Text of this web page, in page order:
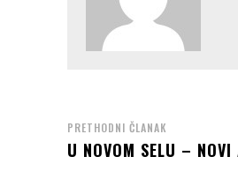
PRETHODNI ČLANAK
U NOVOM SELU – NOVI